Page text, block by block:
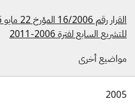
السابع لفترة 2006-2011
أخرى